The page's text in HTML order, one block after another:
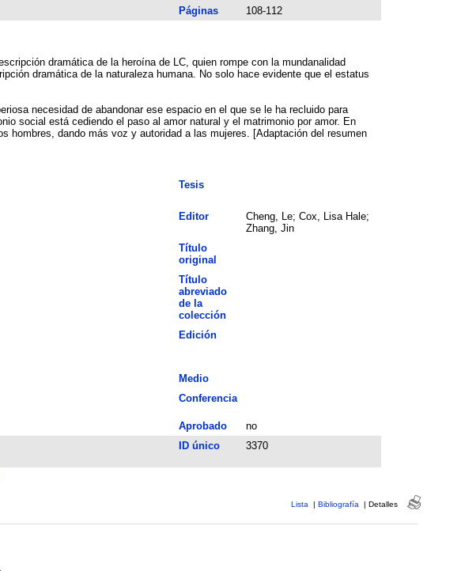
Páginas
108-112
dramática de la heroína de LC, quien rompe con la mundanalidad
dramática de la naturaleza humana. No solo hace evidente que el estatus
necesidad de abandonar ese espacio en el que se le ha recluido para
social está cediendo el paso al amor natural y el matrimonio por amor. En
hombres, dando más voz y autoridad a las mujeres. [Adaptación del resumen
Tesis
Editor
Cheng, Le; Cox, Lisa Hale;
Zhang, Jin
Título
original
Título
abreviado
de la
colección
Edición
Medio
Conferencia
Aprobado
no
ID único 3370
Lista | Bibliografía | Detalles